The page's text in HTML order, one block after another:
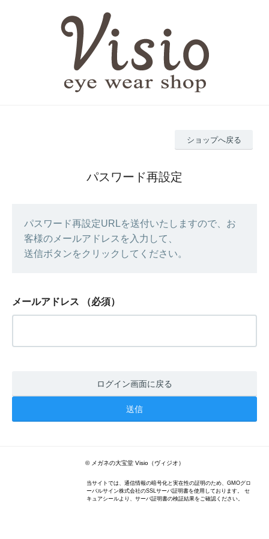
ショップへ戻る
パスワード再設定
パスワード再設定URLを送付いたしますので、お
客様のメールアドレスを入力して、
送信ボタンをクリックしてください。
メールアドレス （必須）
ログイン画面に戻る
© メガネの大宝堂 Visio（ヴィジオ）
当サイトでは、通信情報の暗号化と実在性の証明のため、GMOグロ
ーバルサイン株式会社のSSLサーバ証明書を使用しております。 セ
キュアシールより、サーバ証明書の検証結果をご確認ください。